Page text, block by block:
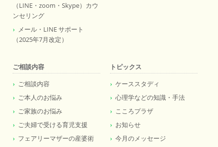
（LINE・zoom・Skype）カウ
ンセリング
メール・LINE サポート
（2025年7月改定）
ご相談内容
ご相談内容
ご本人のお悩み
ご家族のお悩み
ご夫婦で受ける育児支援
フェアリーマザーの産婆術
トピックス
ケーススタディ
心理学などの知識・手法
こころプラザ
お知らせ
今月のメッセージ